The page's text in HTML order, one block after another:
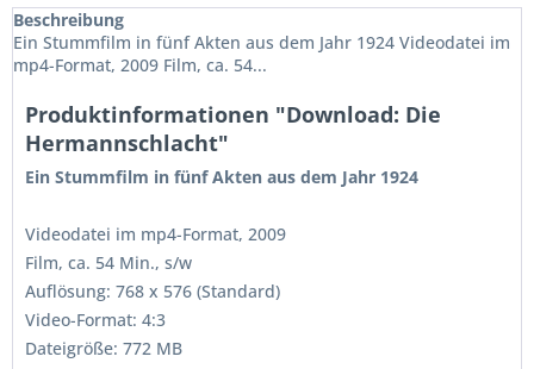
Beschreibung
Ein Stummfilm in fünf Akten aus dem Jahr 1924 Videodatei im
mp4-Format, 2009 Film, ca. 54...
Produktinformationen "Download: Die
Hermannschlacht"
Ein Stummfilm in fünf Akten aus dem Jahr 1924
Videodatei im mp4-Format, 2009
Film, ca. 54 Min., s/w
Auflösung: 768 x 576 (Standard)
Video-Format: 4:3
Dateigröße: 772 MB